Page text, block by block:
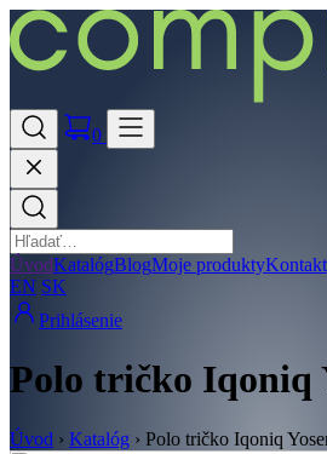
0
ÚvodKatalógBlogMoje produktyKontakt
EN SK
Prihlásenie
Polo tričko Iqoniq
Úvod › Katalóg › Polo tričko Iqoniq